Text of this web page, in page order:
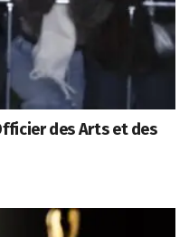
des Arts et des